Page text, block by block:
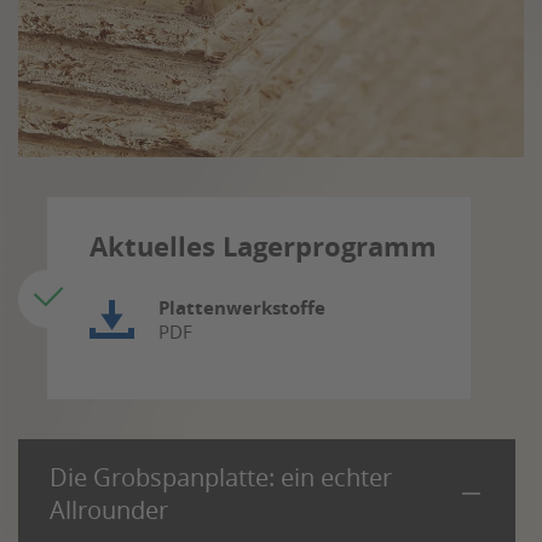
Aktuelles Lagerprogramm
Plattenwerkstoffe
PDF
Die Grobspanplatte: ein echter
Allrounder